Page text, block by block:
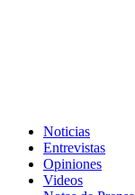
Noticias
Entrevistas
Opiniones
Videos